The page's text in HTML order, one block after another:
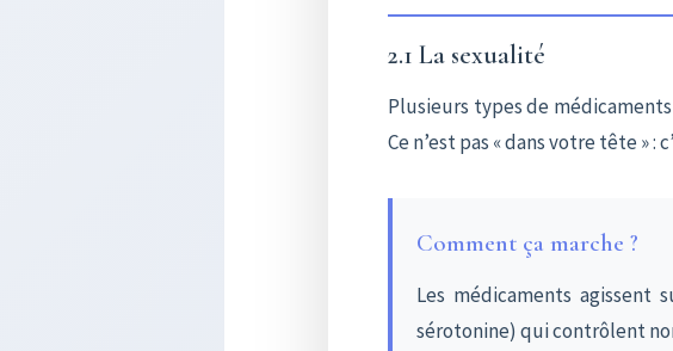
2.1 La sexualité
Plusieurs types de
Ce n’est pas « dans votre tête »
Comment ça marche ?
Les médicaments agissent
sérotonine) qui contrôlent